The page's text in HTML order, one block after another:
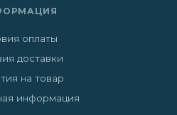
оплаты
доставки
на товар
информация